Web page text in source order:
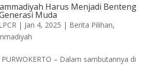
Harus Menjadi Benteng
Muda
| Jan 4, 2025 | Berita Pilihan,
PURWOKERTO – Dalam sambutannya di